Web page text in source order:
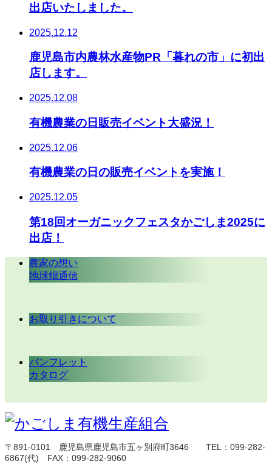
出店いたしました。
2025.12.12
鹿児島市内農林水産物PR「暮れの市」に初出
店します。
2025.12.08
有機農業の日販売イベント大盛況！
2025.12.06
有機農業の日の販売イベントを実施！
2025.12.05
第18回オーガニックフェスタかごしま2025に
出店！
農家の想い
地球畑通信
お取り引きについて
パンフレット
カタログ
〒891-0101 鹿児島県鹿児島市五ヶ別府町3646 TEL：099-282-
6867(代) FAX：099-282-9060